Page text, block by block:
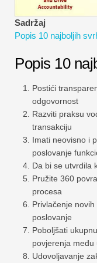
Vodiči za
Cijela forma
Vodiči za
Sadržaj
Popis 10 najboljih
Popis 10
Postići
odgovornost
Razviti praksu
transakciju
Imati neovisno i
poslovanje
Da bi se utvrdila
Pružite 360
procesa
Privlačenje
poslovanje
Poboljšati
povjerenja među
Udovoljavanje